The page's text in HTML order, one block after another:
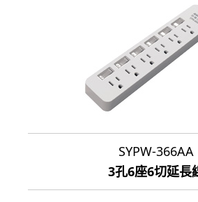
SYPW-366AA
3孔6座6切延長